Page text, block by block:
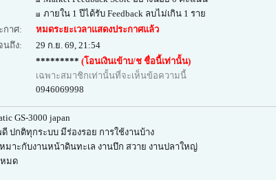
ภายใน 1 ปีได้รับ Feedback ลบไม่เกิน 1 ราย
กาศ:
หมดระยะเวลาแสดงประกาศแล้ว
นถึง:
29 ก.ย. 69, 21:54
********* (โอนเงินเข้าบ/ช ชื่อนี้เท่านั้น)
เฉพาะสมาชิกเท่านั้นที่จะเห็นข้อความนี้
0946069998
GS-3000 japan
ปกติทุกระบบ มีร่องรอย การใช้งานบ้าง
มาะกับงานหน้าดินทะเล งานบึก สวาย งานปลาใหญ่
มด